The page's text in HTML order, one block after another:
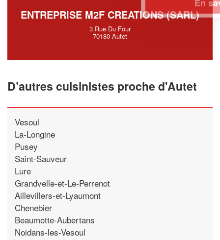
ENTREPRISE M2F CREATIONS (SARL)
3 Rue Du Four
70180 Autet
D’autres cuisinistes proche d'Autet
Vesoul
La-Longine
Pusey
Saint-Sauveur
Lure
Grandvelle-et-Le-Perrenot
Aillevillers-et-Lyaumont
Chenebier
Beaumotte-Aubertans
Noidans-les-Vesoul